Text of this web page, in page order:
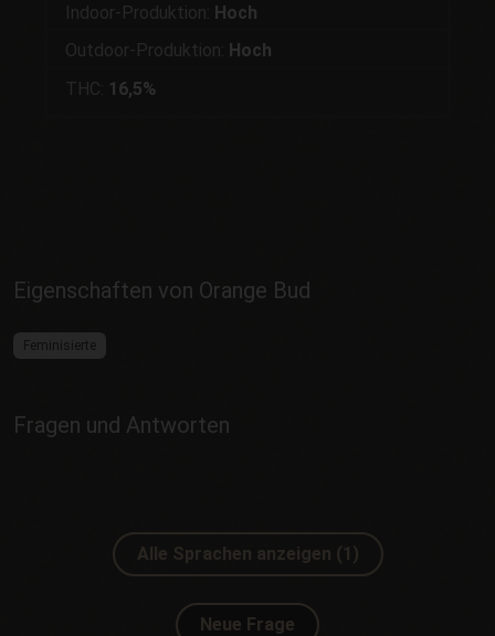
Indoor-Produktion: Hoch
Outdoor-Produktion: Hoch
THC: 16,5%
Eigenschaften von Orange Bud
Feminisierte
Fragen und Antworten
Alle Sprachen anzeigen (1)
Neue Frage